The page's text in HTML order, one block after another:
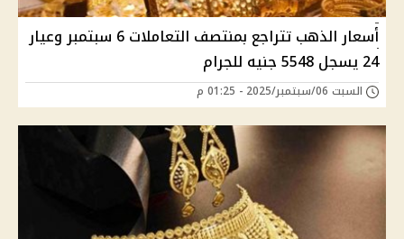
أسعار الذهب تتراجع بمنتصف التعاملات 6 سبتمبر وعيار
24 يسجل 5548 جنيه للجرام
السبت 06/سبتمبر/2025 - 01:25 م